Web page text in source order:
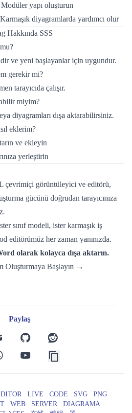
yapı oluşturun
diyagramlarda yardımcı olur
Hakkında SSS
ve yeni başlayanlar için uygundur.
gerekir mi?
tarayıcıda çalışır.
miyim?
diyagramları dışa aktarabilirsiniz.
eklerim?
ve ekleyin
yerleştirin
çevrimiçi görüntüleyici ve editörü,
gücünü doğrudan tarayıcınıza
sınıf modeli, ister karmaşık iş
editörümüz her zaman yanınızda.
olarak kolayca dışa aktarın.
Oluşturmaya Başlayın →
Paylaş
github reddit
youtube
LIVE CODE SVG
PNG
WEB SERVER
DIAGRAMA